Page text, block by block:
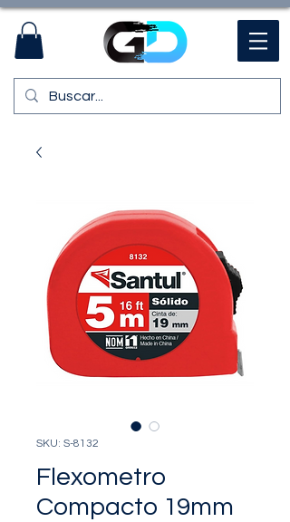
SKU: S-8132
Flexometro
Compacto 19mm